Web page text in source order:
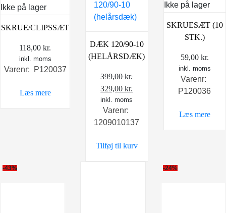
Ikke på lager
SKRUE/CLIPSSÆT
118,00 kr.
inkl. moms
Varenr: P120037
Læs mere
DÆK 120/90-10
(HELÅRSDÆK)
399,00kr.
Den
oprindelige
pris
var:
329,00kr.
er:
inkl. moms
Varenr:
1209010137
Tilføj til kurv
Ikke på lager
SKRUESÆT (10
STK.)
59,00 kr.
inkl. moms
Varenr:
P120036
Læs mere
-43% -24%